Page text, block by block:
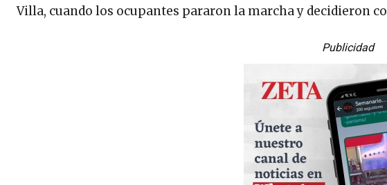
Villa, cuando los ocupantes pararon la marcha y decidieron
Publicidad